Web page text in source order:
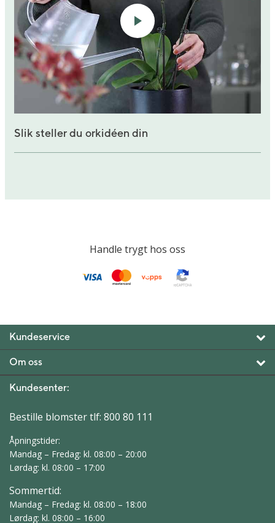
Slik steller du orkidéen din
Handle trygt hos oss
Kundeservice
Om oss
Kundesenter:
Bestille blomster tlf: 800 80 111
Åpningstider:
Mandag – Fredag: kl. 08:00 – 20:00
Lørdag: kl. 08:00 – 17:00
Sommertid:
Mandag – Fredag: kl. 08:00 – 18:00
Lørdag: kl. 08:00 – 16:00